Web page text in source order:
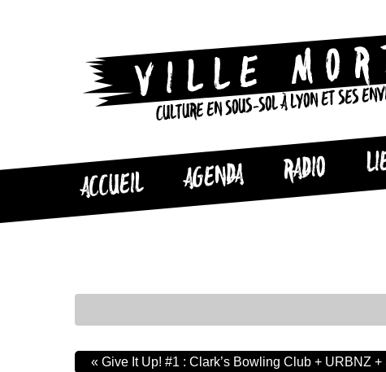
CULTURE EN SOUS-SOL À LYON ET SES
ACCUEIL AGENDA RADIO
« Give It Up! #1 : Clark’s Bowling Club + URBNZ